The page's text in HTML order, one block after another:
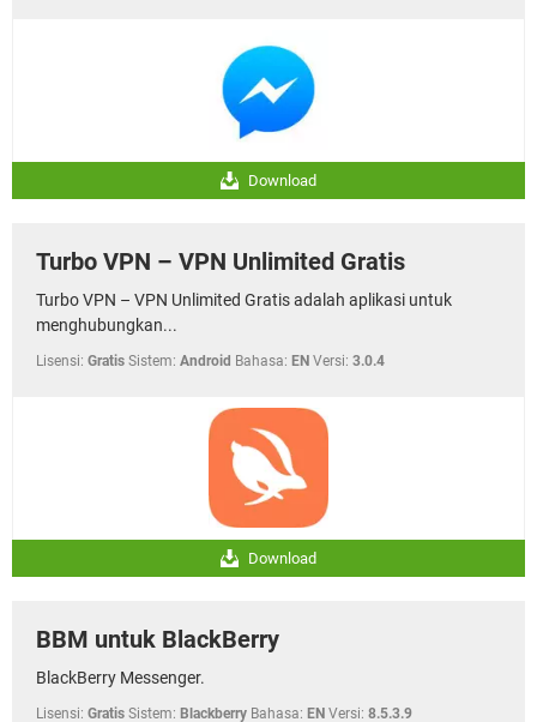
Download
Turbo VPN – VPN Unlimited Gratis
Turbo VPN – VPN Unlimited Gratis adalah aplikasi untuk
menghubungkan...
Lisensi: Gratis Sistem: Android Bahasa: EN Versi: 3.0.4
Download
BBM untuk BlackBerry
BlackBerry Messenger.
Lisensi: Gratis Sistem: Blackberry Bahasa: EN Versi: 8.5.3.9